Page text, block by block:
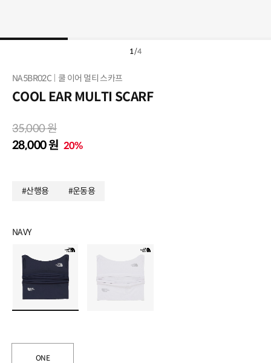
1/4
NA5BR02C 쿨 이어 멀티 스카프
COOL EAR MULTI SCARF
#산행용 #운동용
35,000 원
28,000 원 20%
NAVY
ONE